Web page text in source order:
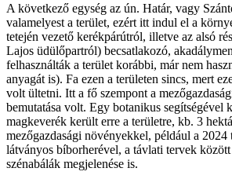
A következő egység az ún. Határ, vagy
valamelyest a terület, ezért itt indul el a
tetején vezető kerékpárútról, illetve az alsó
Lajos üdülőpartról) becsatlakozó,
felhasználták a terület korábbi, már nem
anyagát is). Fa ezen a területen sincs, mert
volt ültetni. Itt a fő szempont a
bemutatása volt. Egy botanikus segítségével
magkeverék került erre a területre, kb. 3
mezőgazdasági növényekkel, például a 2024
látványos bíborherével, a távlati tervek között
szénabálák megjelenése is.